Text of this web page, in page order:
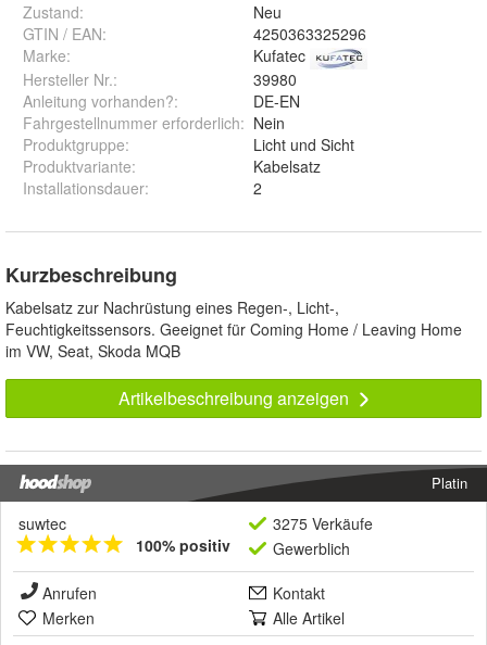
Zustand:
Neu
GTIN / EAN:
4250363325296
Marke:
Kufatec
Hersteller Nr.:
39980
Anleitung vorhanden?:
DE-EN
Fahrgestellnummer erforderlich: Nein
Produktgruppe:
Licht und Sicht
Produktvariante:
Kabelsatz
Installationsdauer: 2
Kurzbeschreibung
Kabelsatz zur Nachrüstung eines Regen-, Licht-,
Feuchtigkeitssensors. Geeignet für Coming Home / Leaving Home
im VW, Seat, Skoda MQB
Artikelbeschreibung anzeigen
Platin
suwtec
100% positiv
3275 Verkäufe
Gewerblich
Anrufen
Kontakt
Merken
Alle Artikel